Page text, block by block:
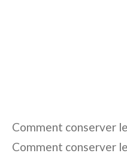
Comment conserver
Comment conserver